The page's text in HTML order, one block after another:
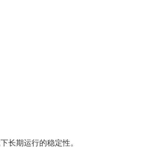
长期运行的稳定性。